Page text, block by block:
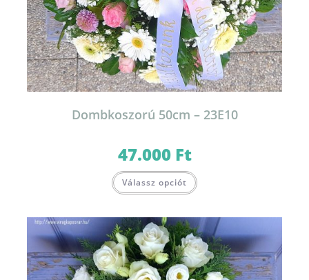
Dombkoszorú 50cm – 23E10
47.000 Ft
Válassz opciót